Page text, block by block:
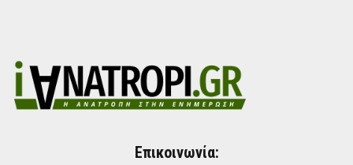
Επικοινωνία: